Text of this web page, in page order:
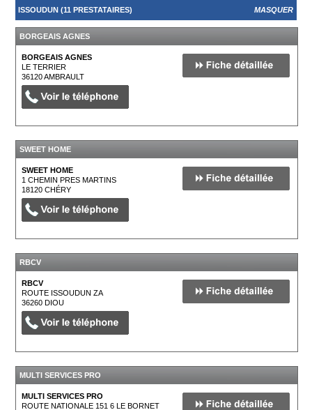
ISSOUDUN (11 PRESTATAIRES) MASQUER
BORGEAIS AGNES
BORGEAIS AGNES
LE TERRIER
36120AMBRAULT
SWEET HOME
SWEET HOME
1 CHEMIN PRES MARTINS
18120CHÉRY
RBCV
RBCV
ROUTE ISSOUDUN ZA
36260DIOU
MULTI SERVICES PRO
MULTI SERVICES PRO
ROUTE NATIONALE 151 6 LE BORNET